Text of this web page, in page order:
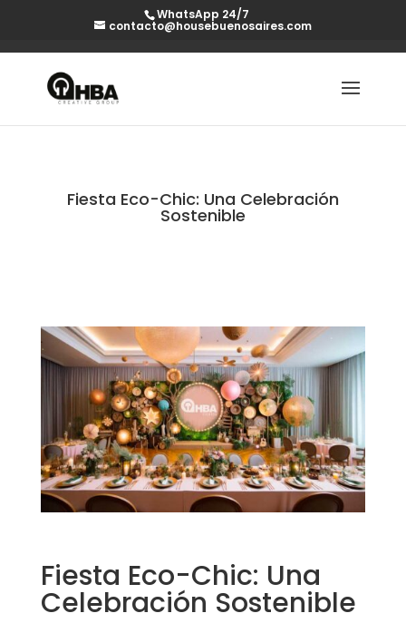
WhatsApp 24/7
contacto@housebuenosaires.com
Fiesta Eco-Chic: Una Celebración
Sostenible
Fiesta Eco-Chic: Una
Celebración Sostenible